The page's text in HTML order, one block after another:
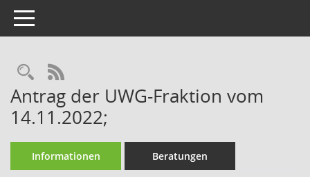
Toggle navigation
Rechercheauswahl
RSS-Feed
Antrag der UWG-Fraktion vom
14.11.2022;
Informationen Beratungen